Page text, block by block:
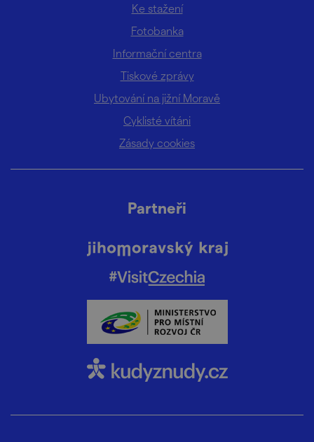
Ke stažení
Fotobanka
Informační centra
Tiskové zprávy
Ubytování na jižní Moravě
Cyklisté vítáni
Zásady cookies
Partneři